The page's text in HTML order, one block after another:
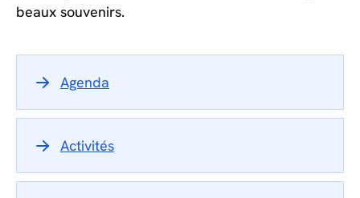
beaux souvenirs.
Agenda
Activités